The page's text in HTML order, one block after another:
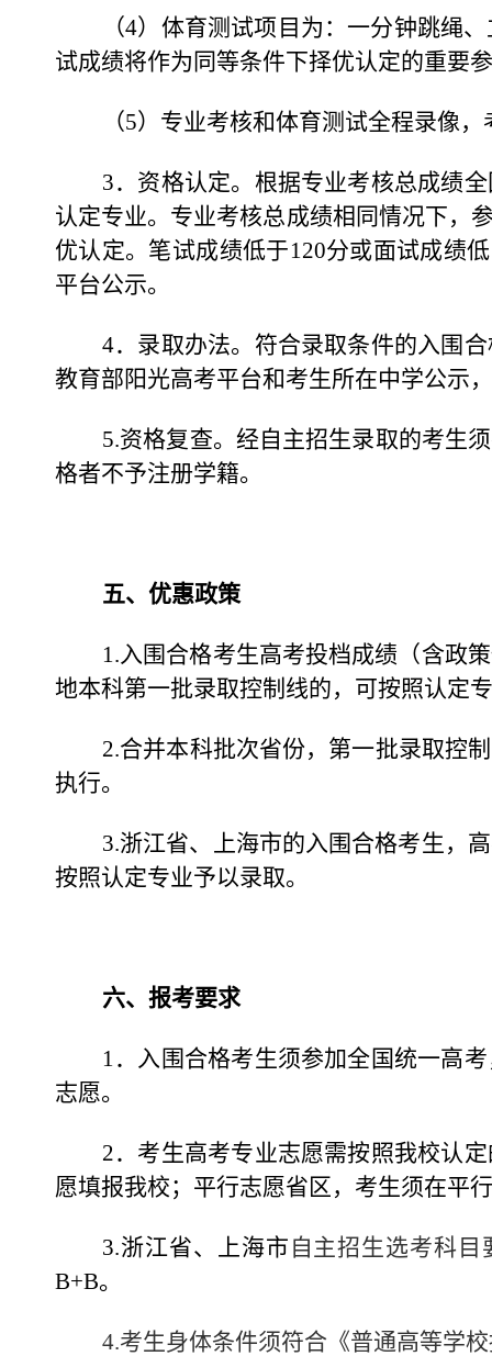
（4）体育测试项目为：一分钟跳绳
试成绩将作为同等条件下择优认定的重要
（5）专业考核和体育测试全程录像
3．资格认定。根据专业考核总成绩
认定专业。专业考核总成绩相同情况下，
优认定。笔试成绩低于120分或面试成绩
平台公示。
4．录取办法。符合录取条件的入围
教育部阳光高考平台和考生所在中学公示
5.资格复查。经自主招生录取的考生
格者不予注册学籍。
五、优惠政策
1.入围合格考生高考投档成绩（含政
地本科第一批录取控制线的，可按照认定
2.合并本科批次省份，第一批录取控
执行。
3.浙江省、上海市的入围合格考生，
按照认定专业予以录取。
六、报考要求
1．入围合格考生须参加全国统一高
志愿。
2．考生高考专业志愿需按照我校认
愿填报我校；平行志愿省区，考生须在平
3.浙江省、上海市 自主招生选考科
B+B。
4.考生身体条件须符合《普通高等学